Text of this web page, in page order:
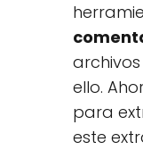
archivos
ello.
para
este